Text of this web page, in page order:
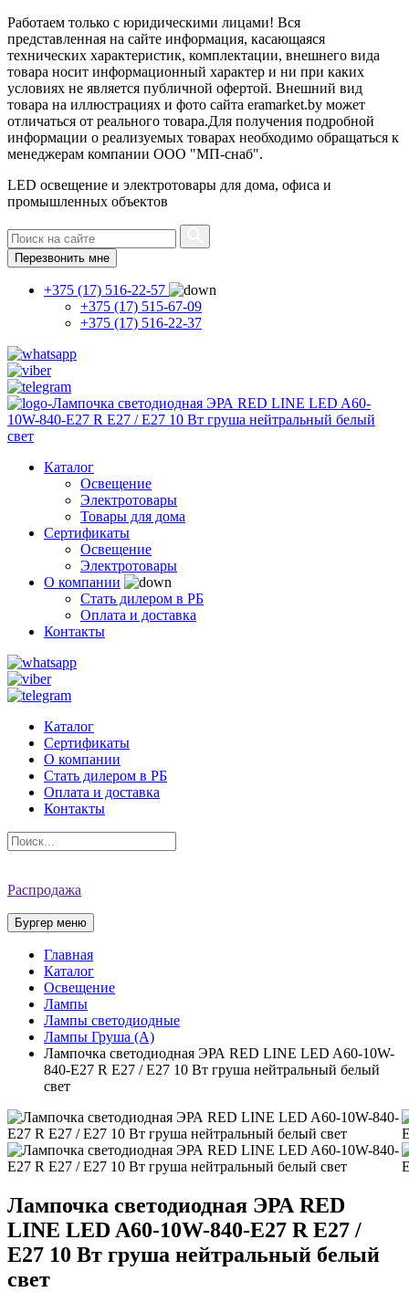
Работаем только с юридическими лицами! Вся
представленная на сайте информация, касающаяся
технических характеристик, комплектации, внешнего вида
товара носит информационный характер и ни при каких
условиях не является публичной офертой. Внешний вид
товара на иллюстрациях и фото сайта eramarket.by может
отличаться от реального товара.Для получения подробной
информации о реализуемых товарах необходимо обращаться к
менеджерам компании ООО "МП-снаб".
LED освещение и электротовары для дома, офиса и
промышленных объектов
Перезвонить мне
+375 (17) 516-22-57
+375 (17) 515-67-09
+375 (17) 516-22-37
Каталог
Освещение
Электротовары
Товары для дома
Сертификаты
Освещение
Электротовары
О компании
Стать дилером в РБ
Оплата и доставка
Контакты
Каталог
Сертификаты
О компании
Стать дилером в РБ
Оплата и доставка
Контакты
Распродажа
Бургер меню
Главная
Каталог
Освещение
Лампы
Лампы cветодиодные
Лампы Груша (A)
Лампочка светодиодная ЭРА RED LINE LED A60-10W-
840-E27 R Е27 / E27 10 Вт груша нейтральный белый
свет
Лампочка светодиодная ЭРА RED
LINE LED A60-10W-840-E27 R Е27 /
E27 10 Вт груша нейтральный белый
свет